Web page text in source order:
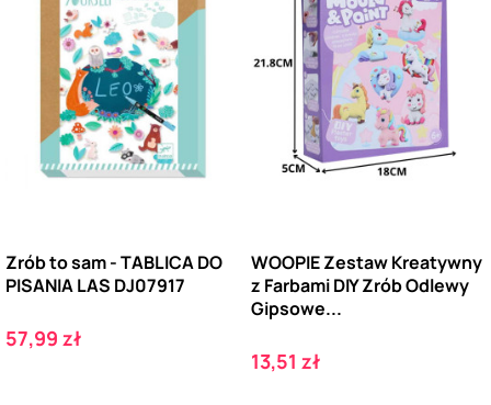
Zrób to sam - TABLICA DO
PISANIA LAS DJ07917
Cena
57,99 zł
WOOPIE Zestaw Kreatywny
z Farbami DIY Zrób Odlewy
Gipsowe...
Cena
13,51 zł